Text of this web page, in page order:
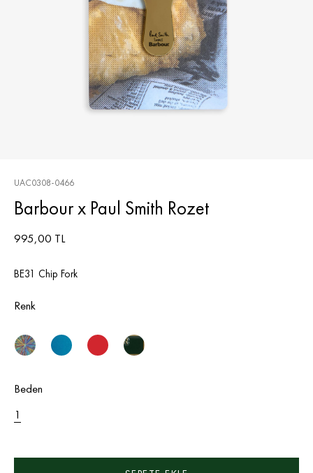
UAC0308-0466
Barbour x Paul Smith Rozet
995,00 TL
BE31 Chip Fork
Renk
Beden
1